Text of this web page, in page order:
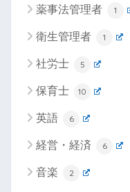
薬事法管理者 1
衛生管理者 1
社労士 5
保育士 10
英語 6
経営・経済 6
音楽 2